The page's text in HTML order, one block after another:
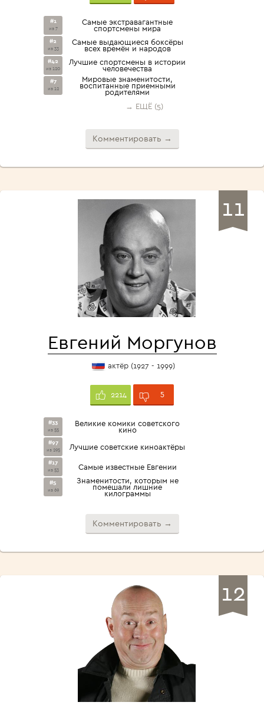
#1
из 7
Самые экстравагантные
спортсмены мира
#2
из 33
Самые выдающиеся боксёры
всех времён и народов
#42
из 120
Лучшие спортсмены в истории
человечества
#7
из 12
Мировые знаменитости,
воспитанные приемными
родителями
→ ЕЩЁ (5)
Комментировать →
11
Евгений Моргунов
актёр (1927 - 1999)
2214 5
#33
из 55
Великие комики советского
кино
#97
из 295 Лучшие советские киноактёры
#17
из 53 Самые известные Евгении
#5
из 69
Знаменитости, которым не
помешали лишние
килограммы
Комментировать →
12